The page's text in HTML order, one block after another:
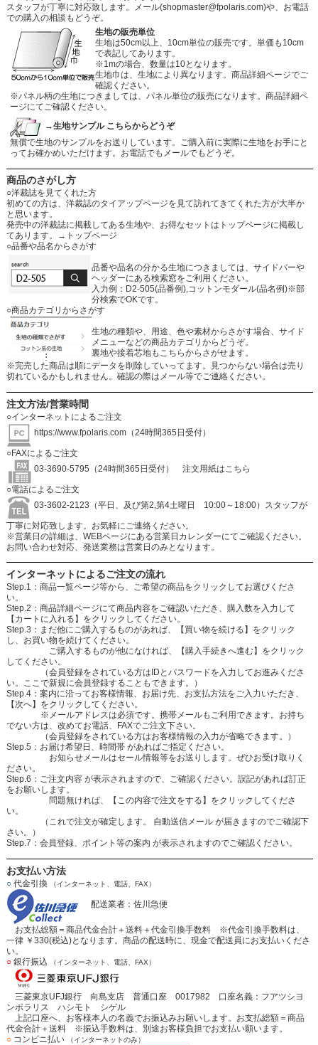
スタッフが丁寧に対応致します。メール(shopmaster@fpolaris.com)や、お電話
での購入の相談もどうぞ。
生地の販売単位
生地は50cm以上、10cm単位の販売です。単価も10cm
で表記してあります。
※1mの場合、数量は10となります。
生地巾は、生地により異なります。商品詳細ページでご
確認ください。
※パネル柄の生地につきましては、パネル単位の販売になります。商品詳細ペ
ージにてご確認ください。
→生地サンプル こちらからどうぞ
無償で生地のサンプルをお送りしています。ご購入前に実際に生地をお手にと
ってお確かめいただけます。お電話でもメールでもどうぞ。
商品のさがし方
○洋裁誌を見てくれた方
初めての方は、洋裁誌のタイアップページを見て訪れてきてくれた方が大半か
と思います。
発売中の洋裁誌に掲載してある生地や、お得なセットはトップページに掲載し
てあります。
→トップページ
○品番や品名からさがす
品番や品名の分かる生地につきましては、サイドバーや
ヘッダーにある検索窓をご利用ください。
入力例：D2-505(品番例),コットンモダール(品名例)※部
分検索でOKです。
○商品カテゴリからさがす
生地の種類や、用途、色や素材からさがす場合、サイド
メニューなどの商品カテゴリからどうぞ。
裏地や接着芯地もこちらからさがせます。
※完売した商品は順にデータを削除していってます。見つからない場合は売り
切れているかもしれません。確認の際はメール等でご連絡ください。
注文方法/営業時間
○インターネットによるご注文
https://www.fpolaris.com（24時間365日受付）
○FAXによるご注文
03-3690-5795（24時間365日受付）
注文用紙はこちら
○電話によるご注文
03-3602-2123（平日、及び第2,第4土曜日 10:00～18:00）スタッフが
丁寧に対応致します。お気軽にご連絡ください。
※営業日の詳細は、WEBページにある営業日カレンダーにてご確認ください。
お問い合わせ対応、発送業務は営業日のみとなります。
インターネットによるご注文の流れ
Step.1：商品一覧ページ等から、ご希望の商品をクリックしてお選びくださ
い。
Step.2：商品詳細ページにて商品内容をご確認いただき、購入数を入力して
【カートに入れる】をクリックしてください。
Step.3：まだ他にご購入するものがあれば、【買い物を続ける】をクリック
し、お買い物を続けてください。
ご購入するものが他になければ、【購入手続きへ進む】をクリック
してください。
（会員登録をされている方はIDとパスワードを入力してお進みくださ
い。ここで新規に会員登録することもできます。）
Step.4：案内に沿ってお客様情報、お届け先、お支払方法をご入力いただき、
【次へ】をクリックしてください。
※メールアドレスは必須です。携帯メールもご利用できます。お持ち
でない方は、改めてお電話、FAXでご注文下さい。
（会員登録をされている方はお客様情報の入力が省略できます。）
Step.5：お届け希望日、時間帯 があればご指定ください。
お知らせメールはセール情報等をお送りします。ぜひお受け取りく
ださい。
Step.6：ご注文内容 が表示されますので、ご確認ください。誤記があれば訂正
をお願いします。
問題無ければ、【この内容で注文をする】をクリックしてくださ
い。
（これで注文が確定します。 自動送信メール が届きますのでご確認下
さい。）
Step.7：会員登録、ポイント等の案内 が表示されますのでご確認ください。
お支払い方法
○代金引換 （インターネット、電話、FAX）
配送業者：佐川急便
お支払総額＝商品代金合計＋送料＋代金引換手数料 ※代金引換手数料は、
一律 ￥330(税込)となります。商品の配送時に、現金で配送員にお支払いくださ
い。
○銀行振込 （インターネット、電話、FAX）
三菱東京UFJ銀行 向島支店 普通口座 0017982 口座名義：フアツシヨ
ンポラリス ハシモト シゲル
上記口座へ、お客様本人の名義でお振込みお願いします。お支払総額＝商品
代金合計＋送料 ※振込手数料は、別途お客様負担でお支払い願います。
○コンビニ払い （インターネットのみ）